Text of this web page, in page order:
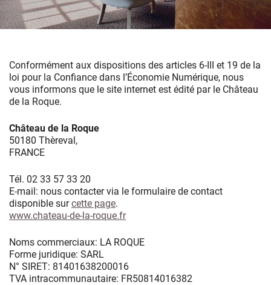
Conformément aux dispositions des articles 6-III et 19 de la
loi pour la Confiance dans l’Économie Numérique, nous
vous informons que le site internet est édité par le Château
de la Roque.
Château de la Roque
50180 Thèreval,
FRANCE
Tél. 02 33 57 33 20
E-mail: nous contacter via le formulaire de contact
disponible surcette page.
www.chateau-de-la-roque.fr
Noms commerciaux: LA ROQUE
Forme juridique: SARL
N° SIRET: 81401638200016
TVA intracommunautaire: FR50814016382